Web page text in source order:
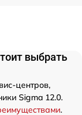
выбрать
центров,
Sigma 12.0.
.